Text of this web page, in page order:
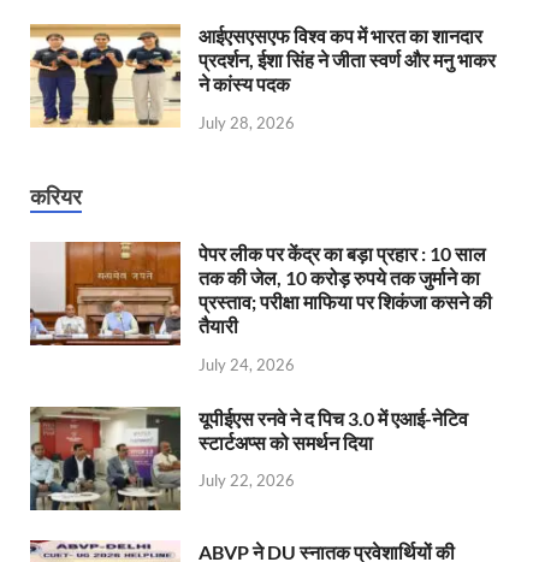
आईएसएसएफ विश्व कप में भारत का शानदार
प्रदर्शन, ईशा सिंह ने जीता स्वर्ण और मनु भाकर
ने कांस्य पदक
July 28, 2026
करियर
पेपर लीक पर केंद्र का बड़ा प्रहार : 10 साल
तक की जेल, 10 करोड़ रुपये तक जुर्माने का
प्रस्ताव; परीक्षा माफिया पर शिकंजा कसने की
तैयारी
July 24, 2026
यूपीईएस रनवे ने द पिच 3.0 में एआई-नेटिव
स्टार्टअप्स को समर्थन दिया
July 22, 2026
ABVP ने DU स्नातक प्रवेशार्थियों की